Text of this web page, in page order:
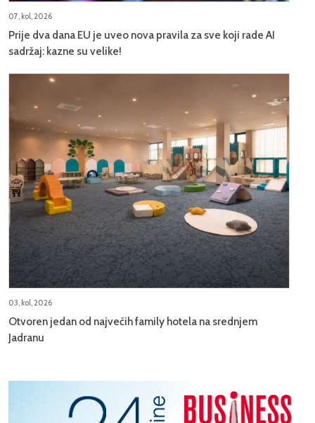
07, kol, 2026
Prije dva dana EU je uveo nova pravila za sve koji rade AI
sadržaj: kazne su velike!
03, kol, 2026
Otvoren jedan od najvećih family hotela na srednjem
Jadranu